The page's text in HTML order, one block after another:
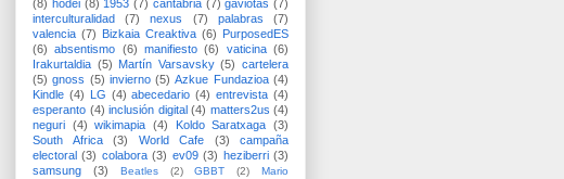
(8) hodei (8) 1953 (7) cantabria (7) gaviotas (7)
interculturalidad
(7) nexus (7) palabras
(7)
valencia (7) Bizkaia Creaktiva (6) PurposedES
(6)
absentismo (6) manifiesto (6) vaticina (6)
Irakurtaldia (5) Martín Varsavsky (5) cartelera
(5) gnoss (5) invierno (5) Azkue Fundazioa (4)
Kindle (4) LG (4) abecedario (4) entrevista (4)
esperanto (4) inclusión digital (4) matters2us (4)
neguri (4) wikimapia (4) Koldo Saratxaga (3)
South Africa
(3) World Cafe (3)
campaña
electoral (3) colabora (3) ev09 (3) heziberri (3)
samsung
(3) Beatles (2) GBBT (2)
Mario